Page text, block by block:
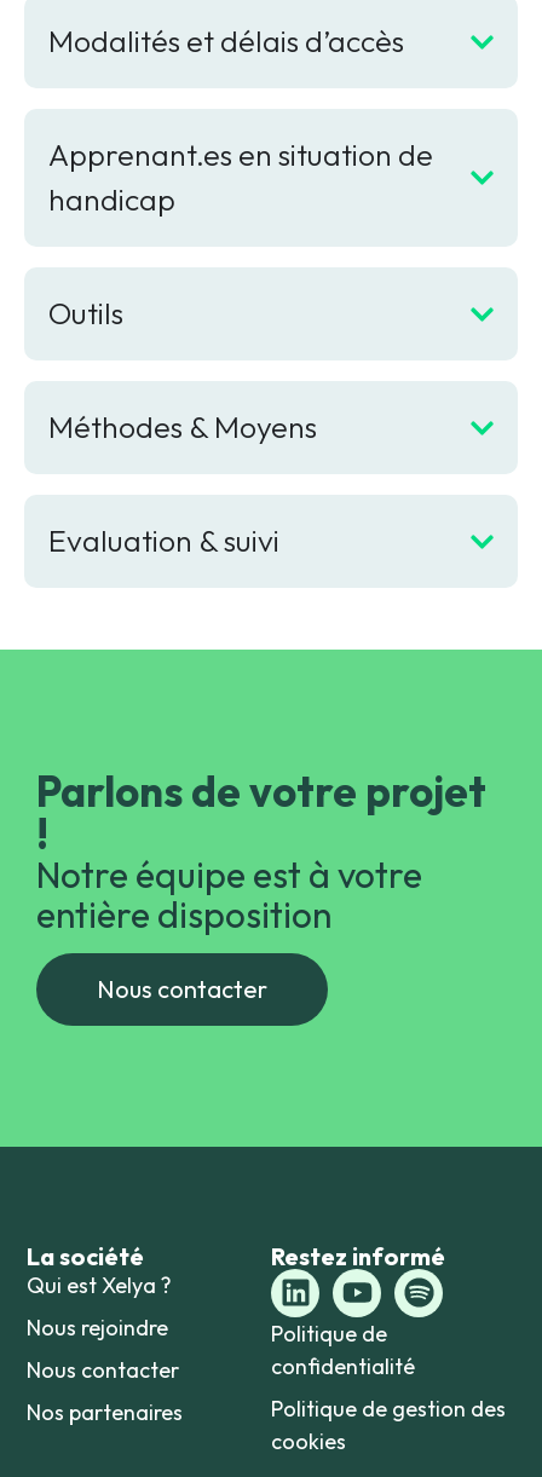
Modalités et délais d’accès
Apprenant.es en situation de
handicap
Outils
Méthodes & Moyens
Evaluation & suivi
Parlons de votre projet
!
Notre équipe est à votre
entière disposition
Nous contacter
La société
Qui est Xelya ?
Nous rejoindre
Nous contacter
Nos partenaires
Restez informé
Politique de
confidentialité
Politique de gestion des
cookies